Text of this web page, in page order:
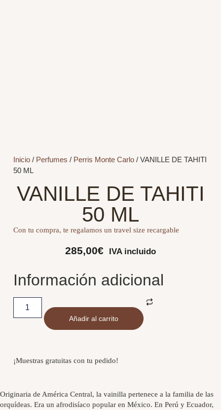
Inicio/ Perfumes / Perris Monte Carlo/ VANILLE DE TAHITI
50 ML
VANILLE DE TAHITI
50 ML
Con tu compra, te regalamos un travel size recargable
285,00€ IVA incluido
Información adicional
Añadir al carrito
¡Muestras gratuitas con tu pedido!
Originaria de América Central, la vainilla pertenece a la familia de las
orquídeas. Era un afrodisíaco popular en México. En Perú y Ecuador,